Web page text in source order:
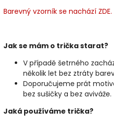
Barevný vzorník se nachází ZDE.
Jak se mám o trička starat?
V případě šetrného
několik let bez ztráty
Doporučujeme prát
bez sušičky a bez aviváže.
Jaká používáme trička?